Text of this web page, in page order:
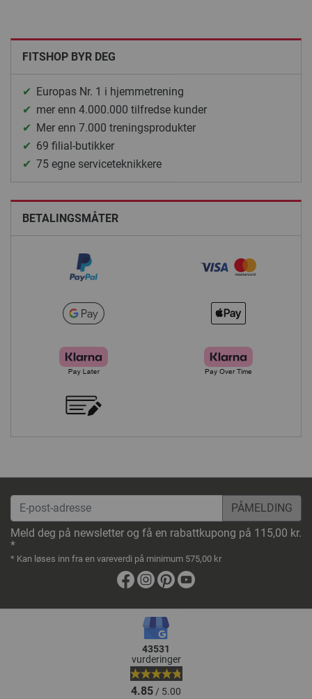
FITSHOP BYR DEG
Europas Nr. 1 i hjemmetrening
mer enn 4.000.000 tilfredse kunder
Mer enn 7.000 treningsprodukter
69 filial-butikker
75 egne serviceteknikkere
BETALINGSMÅTER
E-post-adresse
Meld deg på newsletter og få en rabattkupong på 115,00 kr.
*
* Kan løses inn fra en vareverdi på minimum 575,00 kr
Facebook
Instagram
Pinterest
43531
vurderinger
4.85/ 5.00